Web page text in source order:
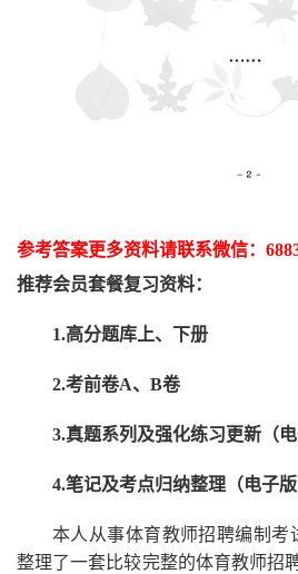
参考答案更多资料请联系微信：
推荐会员套餐复习资料：
1.高分题库上、下册
2.考前卷A、B卷
3.真题系列及强化练习更新（电
4.笔记及考点归纳整理（电子版
本人从事体育教师招聘编制考
整理了一套比较完整的体育教师招